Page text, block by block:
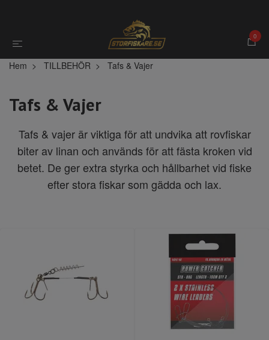
0
Hem TILLBEHÖR Tafs & Vajer
Tafs & Vajer
Tafs & vajer är viktiga för att undvika att rovfiskar
biter av linan och används för att fästa kroken vid
betet. De ger extra styrka och hållbarhet vid fiske
efter stora fiskar som gädda och lax.